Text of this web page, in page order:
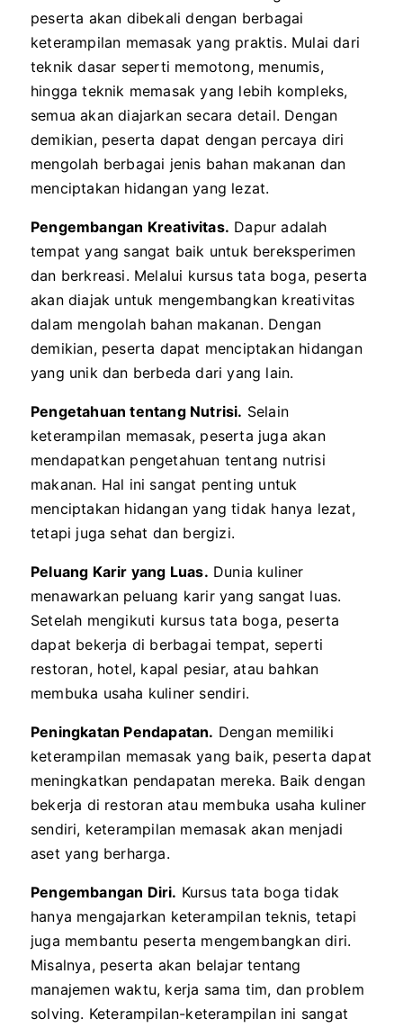
peserta akan dibekali dengan berbagai
keterampilan memasak yang praktis. Mulai dari
teknik dasar seperti memotong, menumis,
hingga teknik memasak yang lebih kompleks,
semua akan diajarkan secara detail. Dengan
demikian, peserta dapat dengan percaya diri
mengolah berbagai jenis bahan makanan dan
menciptakan hidangan yang lezat.
Pengembangan Kreativitas. Dapur adalah
tempat yang sangat baik untuk bereksperimen
dan berkreasi. Melalui kursus tata boga, peserta
akan diajak untuk mengembangkan kreativitas
dalam mengolah bahan makanan. Dengan
demikian, peserta dapat menciptakan hidangan
yang unik dan berbeda dari yang lain.
Pengetahuan tentang Nutrisi. Selain
keterampilan memasak, peserta juga akan
mendapatkan pengetahuan tentang nutrisi
makanan. Hal ini sangat penting untuk
menciptakan hidangan yang tidak hanya lezat,
tetapi juga sehat dan bergizi.
Peluang Karir yang Luas. Dunia kuliner
menawarkan peluang karir yang sangat luas.
Setelah mengikuti kursus tata boga, peserta
dapat bekerja di berbagai tempat, seperti
restoran, hotel, kapal pesiar, atau bahkan
membuka usaha kuliner sendiri.
Peningkatan Pendapatan. Dengan memiliki
keterampilan memasak yang baik, peserta dapat
meningkatkan pendapatan mereka. Baik dengan
bekerja di restoran atau membuka usaha kuliner
sendiri, keterampilan memasak akan menjadi
aset yang berharga.
Pengembangan Diri. Kursus tata boga tidak
hanya mengajarkan keterampilan teknis, tetapi
juga membantu peserta mengembangkan diri.
Misalnya, peserta akan belajar tentang
manajemen waktu, kerja sama tim, dan problem
solving. Keterampilan-keterampilan ini sangat